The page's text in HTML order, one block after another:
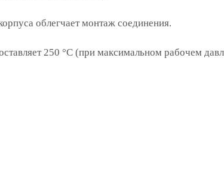
облегчает монтаж соединения.
250 °С (при максимальном рабочем